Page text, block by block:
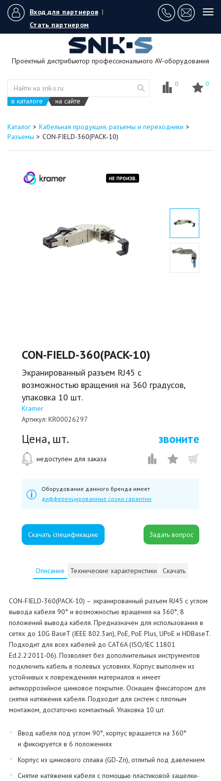
Вход для партнеров |
Стать партнером
Проектный дистрибьютор профессионального AV-оборудования
в каталоге на сайте
0 0
Каталог
Кабельная продукция, разъемы и переходники
Разъемы
CON-FIELD-360(PACK-10)
CON-FIELD-360(PACK-10)
Экранированный разъем RJ45 с
возможностью вращения на 360 градусов,
упаковка 10 шт.
Kramer
Артикул: KR00026297
Цена, шт. звоните
недоступен для заказа
Оборудование данного бренда имеет
дифференцированные сроки гарантии
Скачать спецификацию
Описание Технические характеристики Скачать
CON-FIELD-360(PACK-10) – экранированный разъем RJ45 с углом
вывода кабеля 90° и возможностью вращения на 360°, 8
положений вывода кабеля. Предназначен для использования в
сетях до 10G BaseT (IEEE 802.3an), PoE, PoE Plus, UPoE и HDBaseT.
Подходит для всех кабелей до CAT6A (ISO/IEC 11801
Ed.2.2:2011-06). Позволяет без дополнительных инструментов
подключить кабель в полевых условиях. Корпус выполнен из
устойчивых к повреждениям материалов и имеет
антикоррозийное цинковое покрытие. Оснащен фиксатором для
снятия натяжения кабеля. Подходит для систем с плотным
монтажом, достаточно компактный. Упаковка 10 шт.
Ввод кабеля под углом 90°, корпус вращается на 360°
и фиксируется в 6 положениях
Корпус из цинкового сплава (GD-Zn), отлитый под давлением
Снятие натяжения кабеля с помощью пластиковой защелки-